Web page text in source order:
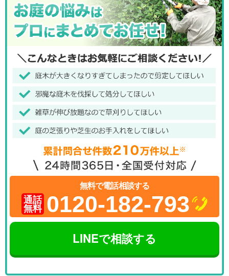
無料で電話相談する
通話
無料 0120-182-793
LINEで相談する